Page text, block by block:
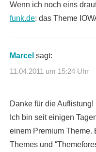
Wenn ich noch eins
funk.de: das Theme
Marcel sagt:
11.04.2011 um 15:24 Uhr
Danke für die Auflistung!
Ich bin seit einigen
einem Premium Theme.
Themes und